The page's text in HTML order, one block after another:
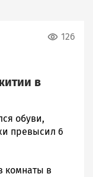
126
в
обуви,
превысил 6
комнаты в